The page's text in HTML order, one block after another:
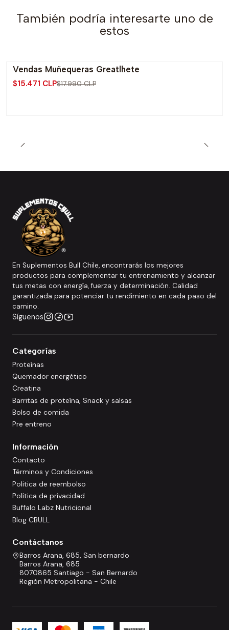
También podría interesarte uno de
estos
-14% OFF
Agotado
Vendas Muñequeras Greatlhete
$15.471 CLP$17.990 CLP
En Suplementos Bull Chile, encontrarás los mejores
productos para complementar tu entrenamiento y alcanzar
tus metas con energía, fuerza y determinación. Calidad
garantizada para potenciar tu rendimiento en cada paso del
camino.
Síguenos
Categorías
Proteínas
Quemador energético
Creatina
Barritas de proteína, Snack y salsas
Bolso de comida
Pre entreno
Información
Contacto
Términos y Condiciones
Politica de reembolso
Política de privacidad
Buffalo Labz Nutricional
Blog CBULL
Contáctanos
Barros Arana, 685, San bernardo
Barros Arana, 685
8070865 Santiago - San Bernardo
Región Metropolitana - Chile